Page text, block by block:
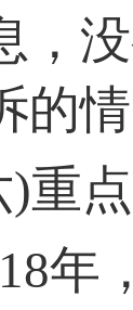
，
的
)重
年